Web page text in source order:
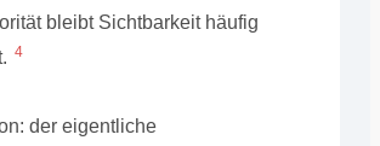
bleibt Sichtbarkeit häufig
4
der eigentliche